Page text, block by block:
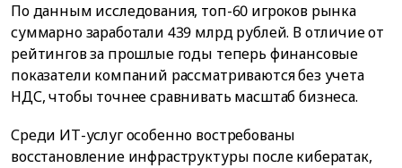
По данным исследования, топ-60 игроков рынка
суммарно заработали 439 млрд рублей. В отличие от
рейтингов за прошлые годы теперь финансовые
показатели компаний рассматриваются без учета
НДС, чтобы точнее сравнивать масштаб бизнеса.
Среди ИТ-услуг особенно востребованы
восстановление инфраструктуры после кибератак,